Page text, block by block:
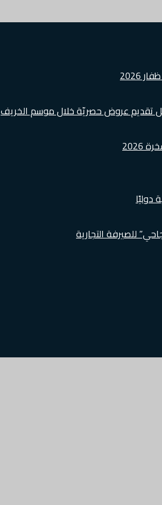
2026
تقديم عروض حصريّة خلال موسم الخريف
للصيرفة التجارية